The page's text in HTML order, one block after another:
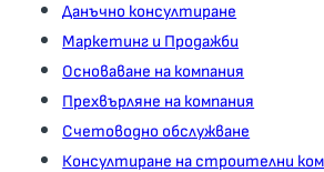
Данъчно консултиране
Маркетинг и Продажби
Основаване на компания
Прехвърляне на компания
Счетоводно обслужване
Консултиране на строителни